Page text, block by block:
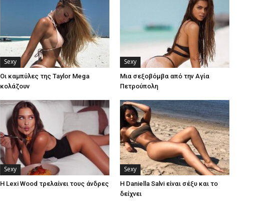
Sexy
Οι καμπύλες της Taylor Mega
κολάζουν
Sexy
Μια σεξοβόμβα από την Αγία
Πετρούπολη
Sexy
Η Lexi Wood τρελαίνει τους άνδρες
Sexy
Η Daniella Salvi είναι σέξυ και το
δείχνει